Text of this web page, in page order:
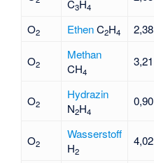
C3H4
O2 EthenC2H4 2,38
O2
Methan
CH4
3,21
O2
Hydrazin
N2H4
0,90
O2
Wasserstoff
H2
4,02